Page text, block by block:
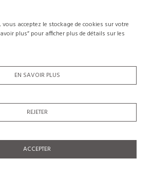
acceptez le stockage de cookies sur votre
plus” pour afficher plus de détails sur les
EN SAVOIR PLUS
REJETER
ACCEPTER
CLIENTS
nombreux avantages: sauvegarder la liste de vos
CRÉER UN COMPTE